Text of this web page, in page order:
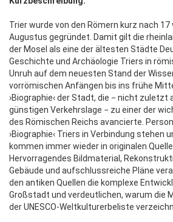
Trier wurde von den Römern kurz nach 17
Augustus gegründet. Damit gilt die
der Mosel als eine der ältesten Städte
Geschichte und Archäologie Triers in
Unruh auf dem neuesten Stand der
vorrömischen Anfängen bis ins frühe
›Biographie‹ der Stadt, die − nicht zuletzt
günstigen Verkehrslage − zu einer der
des Römischen Reichs avancierte.
›Biographie‹ Triers in Verbindung stehen
kommen immer wieder in originalen
Hervorragendes Bildmaterial,
Gebäude und aufschlussreiche Pläne
den antiken Quellen die komplexe
Großstadt und verdeutlichen, warum die
der UNESCO-Weltkulturerbeliste